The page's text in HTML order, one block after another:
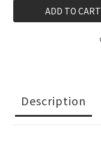
ADD TO CART
Description